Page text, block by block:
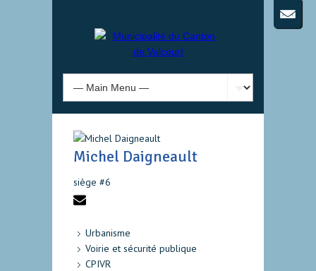
Michel Daigneault
siège #6
Urbanisme
Voirie et sécurité publique
CPIVR